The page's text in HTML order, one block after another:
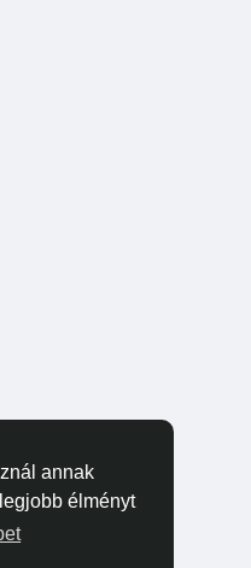
annak
élményt